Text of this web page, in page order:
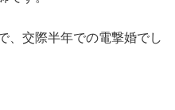
、交際半年での電撃婚でし